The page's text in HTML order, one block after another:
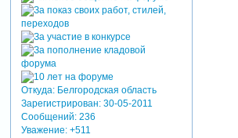
Откуда:Белгородская область
Зарегистрирован: 30-05-2011
Сообщений:236
Уважение: +511